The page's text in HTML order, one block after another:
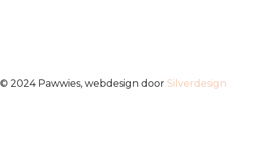
© 2024 Pawwies, webdesign door Silverdesign